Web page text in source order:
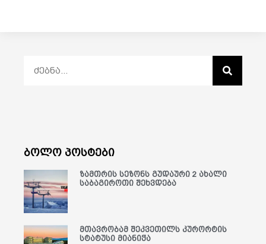
ბოლო პოსტები
ზამთრის სეზონს გუდაური 2 ახალი
საბაგიროთი შეხვდება
მთავრობამ შეკვეთილს კურორტის
სტატუსი მიანიჭა